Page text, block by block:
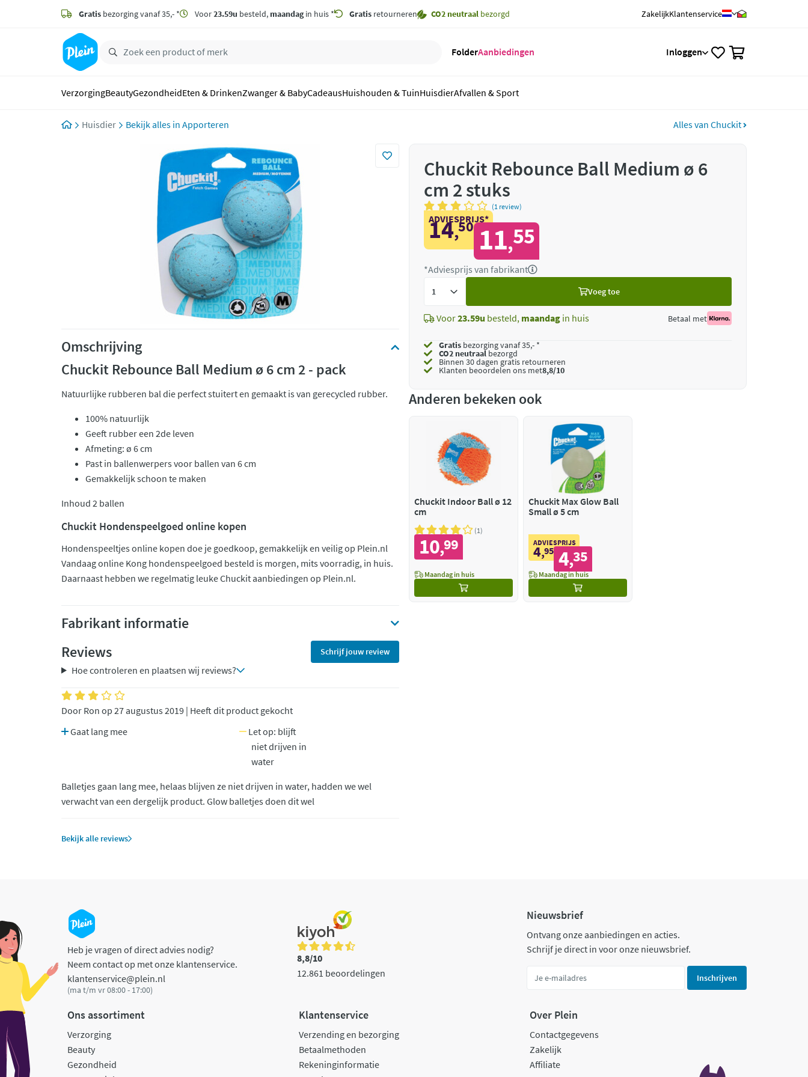
zoeken
hoofdinhoud
Gratis bezorging vanaf 35,- * Voor23.59u besteld, maandagin huis * Gratis retourneren CO2 neutraal bezorgd ZakelijkKlantenservice
FolderAanbiedingen Inloggen
VerzorgingBeautyGezondheidEten & DrinkenZwanger & BabyCadeausHuishouden & TuinHuisdierAfvallen & Sport
Huisdier Apporteren Alles van Chuckit
Omschrijving
Chuckit Rebounce Ball Medium ø 6 cm 2 - pack
Natuurlijke rubberen bal die perfect stuitert en gemaakt is van gerecycled rubber.
100% natuurlijk
Geeft rubber een 2de leven
Afmeting: ø 6 cm
Past in ballenwerpers voor ballen van 6 cm
Gemakkelijk schoon te maken
Inhoud 2 ballen
Chuckit Hondenspeelgoed online kopen
Hondenspeeltjes online kopen doe je goedkoop, gemakkelijk en veilig op Plein.nl
Vandaag online Kong hondenspeelgoed besteld is morgen, mits voorradig, in huis.
Daarnaast hebben we regelmatig leuke Chuckit aanbiedingen op Plein.nl.
Fabrikant informatie
Reviews
Schrijf jouw review
Hoe controleren en plaatsen wij reviews?
Door Ron op 27 augustus 2019 | Heeft dit product gekocht
Gaat lang mee
Let op: blijft
niet drijven in
water
Balletjes gaan lang mee, helaas blijven ze niet drijven in water, hadden we wel
verwacht van een dergelijk product. Glow balletjes doen dit wel
Bekijk alle reviews
Chuckit Rebounce Ball Medium ø 6
cm 2 stuks
(1 review)
ADVIESPRIJS*
14,50 11,55
*Adviesprijs van fabrikant
Voeg toe
Voor23.59u besteld, maandag in huis Betaal met
Gratis bezorging vanaf 35,- *
CO2 neutraalbezorgd
Binnen 30 dagen gratis retourneren
Klanten beoordelen ons met8,8/10
Anderen bekeken ook
Chuckit Indoor Ball ø 12
cm
1
10,99
Maandag in huis
Chuckit Max Glow Ball
Small ø 5 cm
ADVIESPRIJS
4,95 4,35
Maandag in huis
Heb je vragen of direct advies nodig?
Neem contact op met onze klantenservice.
klantenservice@plein.nl
(ma t/m vr 08:00 - 17:00)
8,8/10
12.861 beoordelingen
Nieuwsbrief
Ontvang onze aanbiedingen en acties.
Schrijf je direct in voor onze nieuwsbrief.
Inschrijven
Ons assortiment
Verzorging
Beauty
Gezondheid
Klantenservice
Verzending en bezorging
Betaalmethoden
Rekeninginformatie
Over Plein
Contactgegevens
Zakelijk
Affiliate